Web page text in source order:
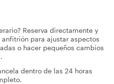
Reserva directamente y
para ajustar aspectos
o hacer pequeños cambios
dentro de las 24 horas